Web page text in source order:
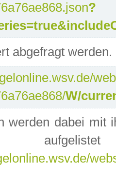
?
abgefragt werden.
W/
werden dabei mit